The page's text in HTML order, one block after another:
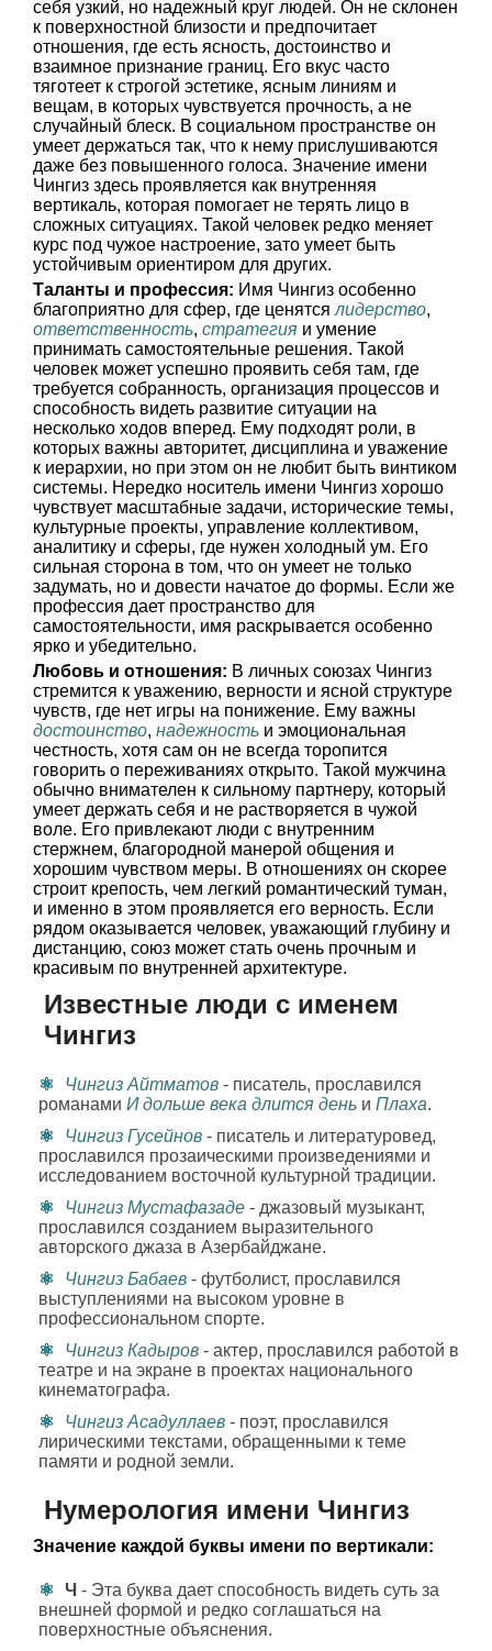
себя узкий, но надежный круг людей. Он не склонен
к поверхностной близости и предпочитает
отношения, где есть ясность, достоинство и
взаимное признание границ. Его вкус часто
тяготеет к строгой эстетике, ясным линиям и
вещам, в которых чувствуется прочность, а не
случайный блеск. В социальном пространстве он
умеет держаться так, что к нему прислушиваются
даже без повышенного голоса. Значение имени
Чингиз здесь проявляется как внутренняя
вертикаль, которая помогает не терять лицо в
сложных ситуациях. Такой человек редко меняет
курс под чужое настроение, зато умеет быть
устойчивым ориентиром для других.
Таланты и профессия: Имя Чингиз особенно
благоприятно для сфер, где ценятся лидерство,
ответственность, стратегия и умение
принимать самостоятельные решения. Такой
человек может успешно проявить себя там, где
требуется собранность, организация процессов и
способность видеть развитие ситуации на
несколько ходов вперед. Ему подходят роли, в
которых важны авторитет, дисциплина и уважение
к иерархии, но при этом он не любит быть винтиком
системы. Нередко носитель имени Чингиз хорошо
чувствует масштабные задачи, исторические темы,
культурные проекты, управление коллективом,
аналитику и сферы, где нужен холодный ум. Его
сильная сторона в том, что он умеет не только
задумать, но и довести начатое до формы. Если же
профессия дает пространство для
самостоятельности, имя раскрывается особенно
ярко и убедительно.
Любовь и отношения: В личных союзах Чингиз
стремится к уважению, верности и ясной структуре
чувств, где нет игры на понижение. Ему важны
достоинство, надежность и эмоциональная
честность, хотя сам он не всегда торопится
говорить о переживаниях открыто. Такой мужчина
обычно внимателен к сильному партнеру, который
умеет держать себя и не растворяется в чужой
воле. Его привлекают люди с внутренним
стержнем, благородной манерой общения и
хорошим чувством меры. В отношениях он скорее
строит крепость, чем легкий романтический туман,
и именно в этом проявляется его верность. Если
рядом оказывается человек, уважающий глубину и
дистанцию, союз может стать очень прочным и
красивым по внутренней архитектуре.
Известные люди с именем
Чингиз
Чингиз Айтматов - писатель, прославился
романами И дольше века длится день и Плаха.
Чингиз Гусейнов - писатель и литературовед,
прославился прозаическими произведениями и
исследованием восточной культурной традиции.
Чингиз Мустафазаде - джазовый музыкант,
прославился созданием выразительного
авторского джаза в Азербайджане.
Чингиз Бабаев - футболист, прославился
выступлениями на высоком уровне в
профессиональном спорте.
Чингиз Кадыров - актер, прославился работой в
театре и на экране в проектах национального
кинематографа.
Чингиз Асадуллаев - поэт, прославился
лирическими текстами, обращенными к теме
памяти и родной земли.
Нумерология имени Чингиз
Значение каждой буквы имени по вертикали:
Ч - Эта буква дает способность видеть суть за
внешней формой и редко соглашаться на
поверхностные объяснения.